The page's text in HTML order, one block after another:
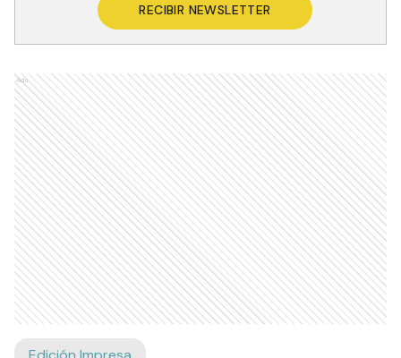
RECIBIR NEWSLETTER
Ads